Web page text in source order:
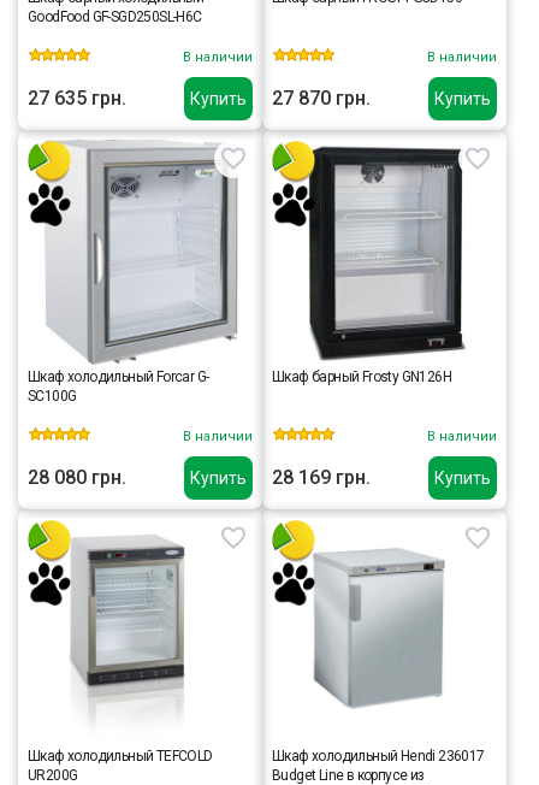
Купить
GoodFood GF-SGD250SL-H6C
В наличии
27 635 грн. Купить
В наличии
27 870 грн.
Купить
Шкаф холодильный Forcar G-
SC100G
В наличии
28 080 грн. Купить
Шкаф барный Frosty GN126H
В наличии
28 169 грн.
Шкаф холодильный TEFCOLD
UR200G
Шкаф холодильный Hendi 236017
Budget Line в корпусе из